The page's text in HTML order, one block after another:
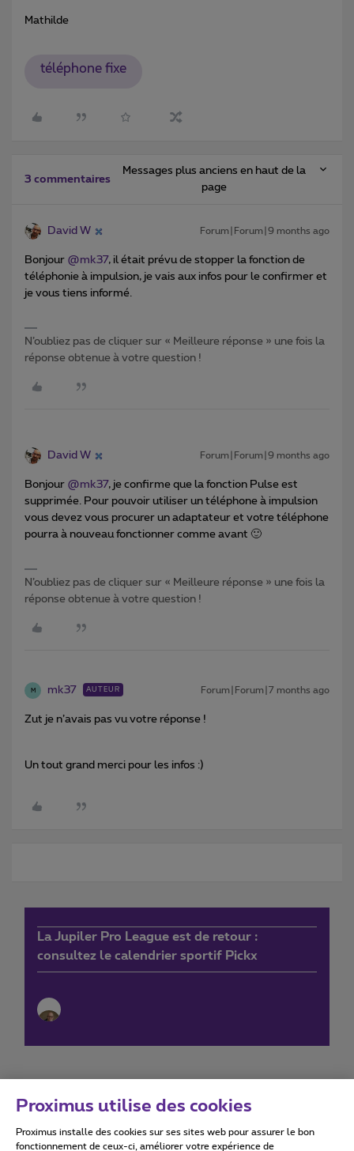
Mathilde
téléphone fixe
3 commentaires
Messages plus anciens en haut de la
page
David W Forum|Forum|9 months ago
Bonjour ​ @mk37, il était prévu de stopper la fonction de
téléphonie à impulsion, je vais aux infos pour le confirmer et
je vous tiens informé.
N’oubliez pas de cliquer sur « Meilleure réponse » une fois la
réponse obtenue à votre question !
David W Forum|Forum|9 months ago
Bonjour ​ @mk37, je confirme que la fonction Pulse est
supprimée. Pour pouvoir utiliser un téléphone à impulsion
vous devez vous procurer un adaptateur et votre téléphone
pourra à nouveau fonctionner comme avant 🙂
N’oubliez pas de cliquer sur « Meilleure réponse » une fois la
réponse obtenue à votre question !
M mk37 AUTEUR Forum|Forum|7 months ago
Zut je n’avais pas vu votre réponse !
Un tout grand merci pour les infos :)
La Jupiler Pro League est de retour :
consultez le calendrier sportif Pickx
Conditions d'utilisation Accessibility statement
Proximus utilise des cookies
Proximus installe des cookies sur ses sites web pour assurer le bon
fonctionnement de ceux-ci, améliorer votre expérience de